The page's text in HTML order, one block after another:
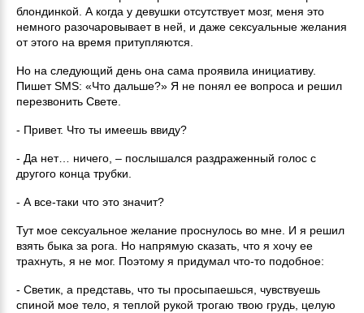
блондинкой. А когда у девушки отсутствует мозг, меня это
немного разочаровывает в ней, и даже сексуальные желания
от этого на время притупляются.
Но на следующий день она сама проявила инициативу.
Пишет SMS: «Что дальше?» Я не понял ее вопроса и решил
перезвонить Свете.
- Привет. Что ты имеешь ввиду?
- Да нет… ничего, – послышался раздраженный голос с
другого конца трубки.
- А все-таки что это значит?
Тут мое сексуальное желание проснулось во мне. И я решил
взять быка за рога. Но напрямую сказать, что я хочу ее
трахнуть, я не мог. Поэтому я придумал что-то подобное:
- Светик, а представь, что ты просыпаешься, чувствуешь
спиной мое тело, я теплой рукой трогаю твою грудь, целую